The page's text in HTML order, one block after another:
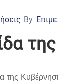
By
της